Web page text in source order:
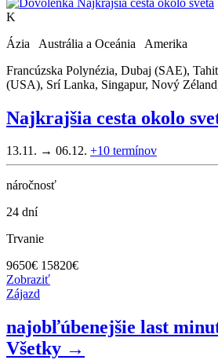
K
Ázia Austrália a Oceánia Amerika
Francúzska Polynézia, Dubaj (SAE),
(USA), Srí Lanka, Singapur, Nový
Najkrajšia cesta okolo
13.11. → 06.12. +10 termínov
náročnosť
24 dní
Trvanie
9650€ 15820€
Zobraziť
Zájazd
najobľúbenejšie last
Všetky →